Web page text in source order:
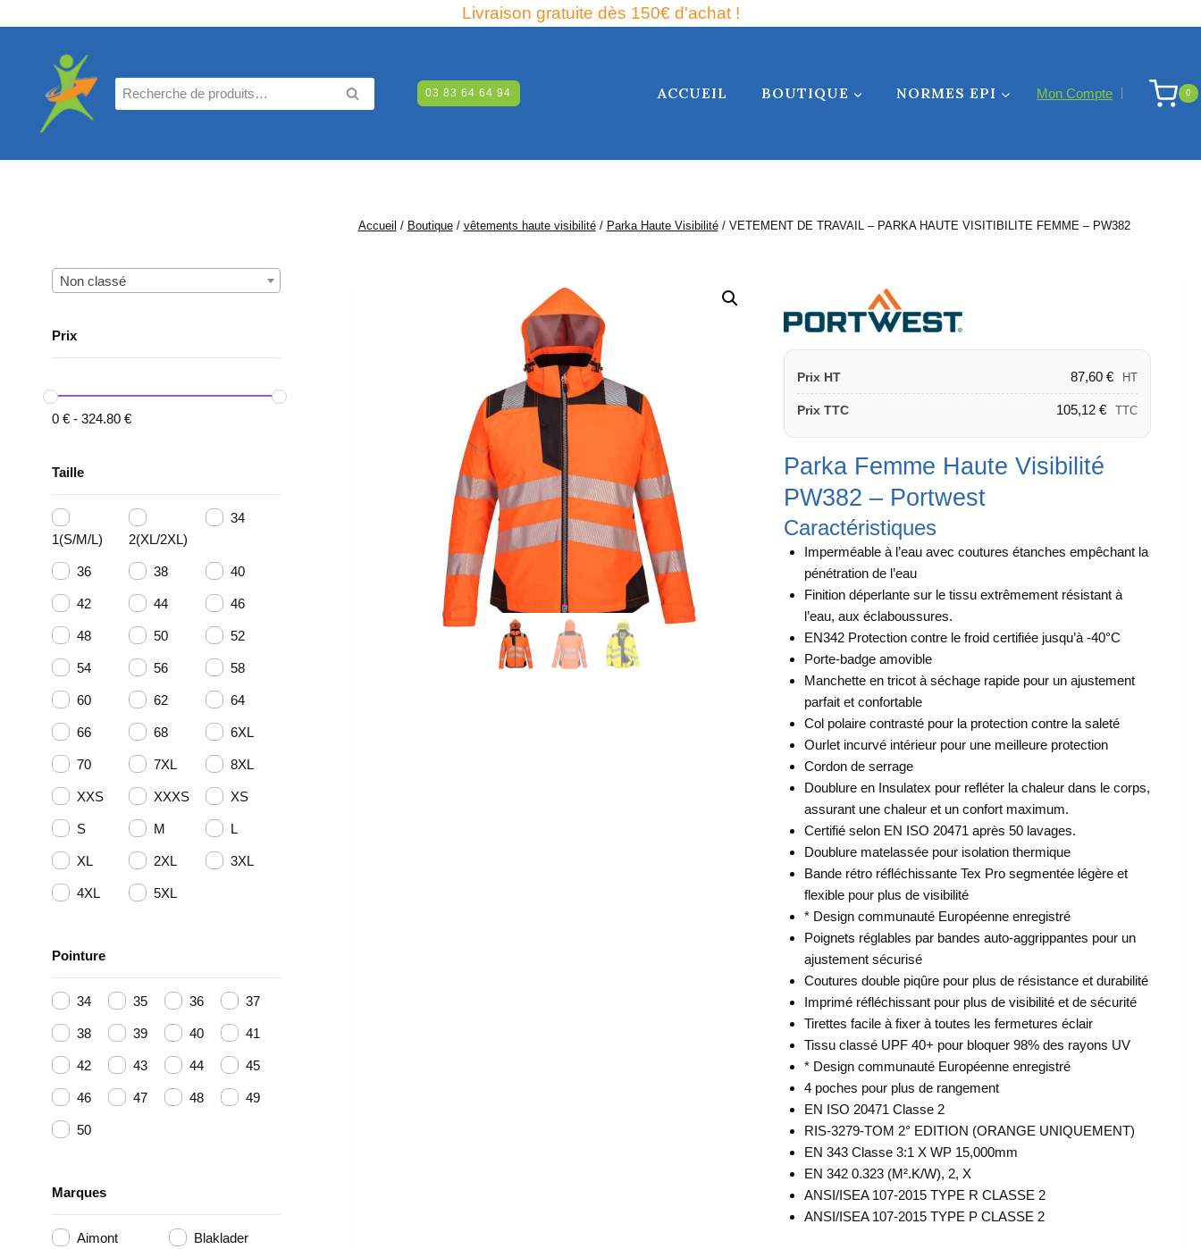
au
Livraison gratuite dès 150€ d'achat !
Recherche
pour :
RECHERCHE03 83 64 64 94 ACCUEIL BOUTIQUE NORMES EPI Mon Compte 0
Accueil / Boutique / vêtements haute visibilité / Parka Haute Visibilité / VETEMENT DE TRAVAIL – PARKA HAUTE VISITIBILITE FEMME – PW382
Prix HT 87,60 € HT
Prix TTC 105,12 € TTC
Parka Femme Haute Visibilité
PW382 – Portwest
Caractéristiques
Imperméable à l’eau avec coutures étanches empêchant la
pénétration de l’eau
Finition déperlante sur le tissu extrêmement résistant à
l’eau, aux éclaboussures.
EN342 Protection contre le froid certifiée jusqu’à -40°C
Porte-badge amovible
Manchette en tricot à séchage rapide pour un ajustement
parfait et confortable
Col polaire contrasté pour la protection contre la saleté
Ourlet incurvé intérieur pour une meilleure protection
Cordon de serrage
Doublure en Insulatex pour refléter la chaleur dans le corps,
assurant une chaleur et un confort maximum.
Certifié selon EN ISO 20471 après 50 lavages.
Doublure matelassée pour isolation thermique
Bande rétro réfléchissante Tex Pro segmentée légère et
flexible pour plus de visibilité
* Design communauté Européenne enregistré
Poignets réglables par bandes auto-aggrippantes pour un
ajustement sécurisé
Coutures double piqûre pour plus de résistance et durabilité
Imprimé réfléchissant pour plus de visibilité et de sécurité
Tirettes facile à fixer à toutes les fermetures éclair
Tissu classé UPF 40+ pour bloquer 98% des rayons UV
* Design communauté Européenne enregistré
4 poches pour plus de rangement
EN ISO 20471 Classe 2
RIS-3279-TOM 2° EDITION (ORANGE UNIQUEMENT)
EN 343 Classe 3:1 X WP 15,000mm
EN 342 0.323 (M².K/W), 2, X
ANSI/ISEA 107-2015 TYPE R CLASSE 2
ANSI/ISEA 107-2015 TYPE P CLASSE 2
Non classé
Prix
0 € - 324.80 €
Taille
1(S/M/L) 2(XL/2XL)
34
36 38 40
42 44 46
48 50 52
54 56 58
60 62 64
66 68 6XL
70 7XL 8XL
XXS XXXS XS
S M L
XL 2XL 3XL
4XL 5XL
Pointure
34 35 36 37
38 39 40 41
42 43 44 45
46 47 48 49
50
Marques
Aimont Blaklader